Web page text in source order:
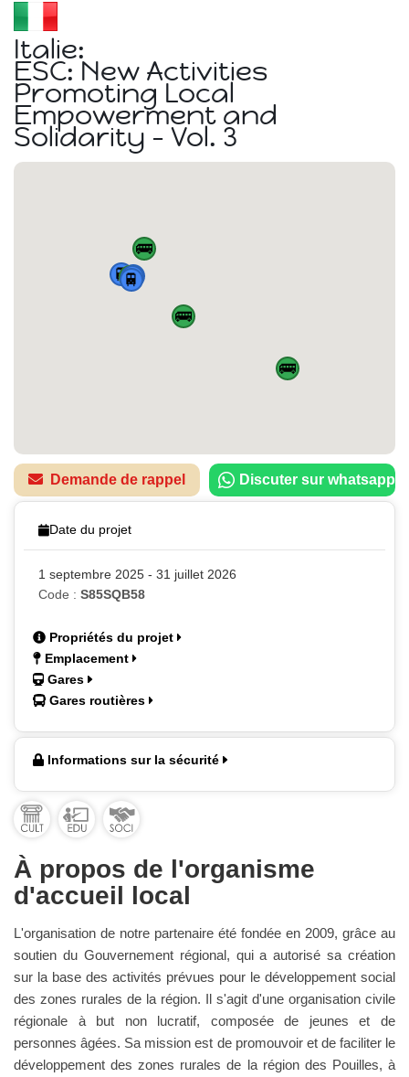
Italie:
ESC: New Activities
Promoting Local
Empowerment and
Solidarity - Vol. 3
🏠
🚌
🚌
🚌
🚌
🚆
🚆🚆
🚆
Demande de rappel Discuter sur whatsapp
Date du projet
1 septembre 2025 - 31 juillet 2026
Code : S85SQB58
Propriétés du projet
Emplacement
Gares
Gares routières
Informations sur la sécurité
À propos de l'organisme
d'accueil local
L'organisation de notre partenaire été fondée en 2009, grâce au
soutien du Gouvernement régional, qui a autorisé sa création
sur la base des activités prévues pour le développement social
des zones rurales de la région. Il s'agit d'une organisation civile
régionale à but non lucratif, composée de jeunes et de
personnes âgées. Sa mission est de promouvoir et de faciliter le
développement des zones rurales de la région des Pouilles, à